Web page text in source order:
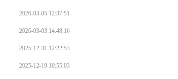
2026-03-05 12:37:51
2026-03-03 14:48:16
2025-12-31 12:22:53
2025-12-19 10:55:03